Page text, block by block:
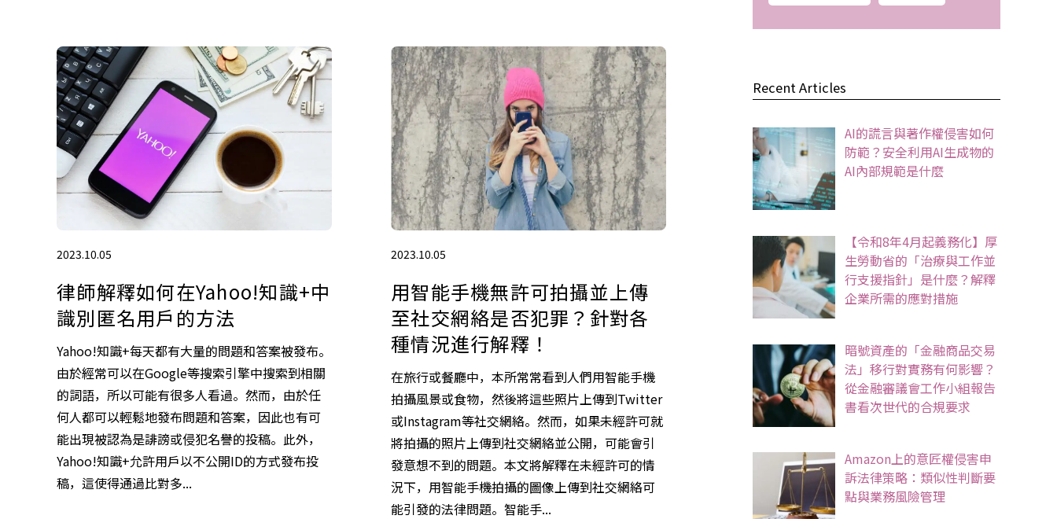
2023.10.05
律師解釋如何在Yahoo!知識+中
識別匿名用戶的方法
Yahoo!知識+每天都有大量的問題和答案被發布。
由於經常可以在Google等搜索引擎中搜索到相關
的詞語，所以可能有很多人看過。然而，由於任
何人都可以輕鬆地發布問題和答案，因此也有可
能出現被認為是誹謗或侵犯名譽的投稿。此外，
Yahoo!知識+允許用戶以不公開ID的方式發布投
稿，這使得通過比對多...
2023.10.05
用智能手機無許可拍攝並上傳
至社交網絡是否犯罪？針對各
種情況進行解釋！
在旅行或餐廳中，本所常常看到人們用智能手機
拍攝風景或食物，然後將這些照片上傳到Twitter
或Instagram等社交網絡。然而，如果未經許可就
將拍攝的照片上傳到社交網絡並公開，可能會引
發意想不到的問題。本文將解釋在未經許可的情
況下，用智能手機拍攝的圖像上傳到社交網絡可
能引發的法律問題。智能手...
Recent Articles
AI的謊言與著作權侵害如何
防範？安全利用AI生成物的
AI內部規範是什麼
【令和8年4月起義務化】厚
生勞動省的「治療與工作並
行支援指針」是什麼？解釋
企業所需的應對措施
暗號資產的「金融商品交易
法」移行對實務有何影響？
從金融審議會工作小組報告
書看次世代的合規要求
Amazon上的意匠權侵害申
訴法律策略：類似性判斷要
點與業務風險管理